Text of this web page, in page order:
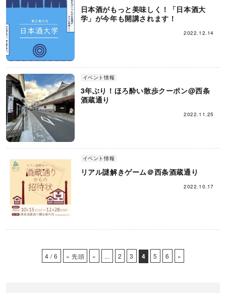
日本酒がもっと美味しく！「日本酒大
学」が今年も開講されます！
2022.12.14
イベント情報
3年ぶり！ほろ酔い散歩クーポン@西条
酒蔵通り
2022.11.25
イベント情報
リアル謎解きゲーム＠西条酒蔵通り
2022.10.17
4 / 6 « 先頭 « ... 2 3 4 5 6 »